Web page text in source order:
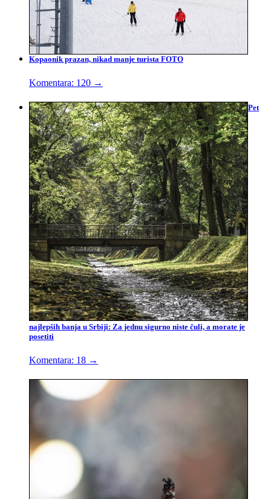
Kopaonik prazan, nikad manje turista FOTO
Komentara: 120 →
Pet
najlepših banja u Srbiji: Za jednu sigurno niste čuli, a morate je
posetiti
Komentara: 18 →